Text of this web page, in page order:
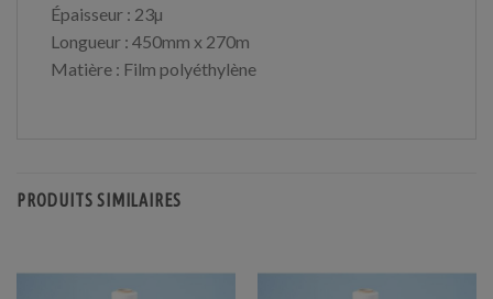
Épaisseur : 23µ
Longueur : 450mm x 270m
Matière : Film polyéthylène
PRODUITS SIMILAIRES